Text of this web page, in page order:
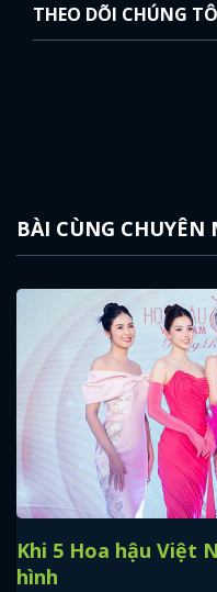
THEO DÕI CHÚNG
BÀI CÙNG CHUYÊN
Khi 5 Hoa hậu Việt
hình